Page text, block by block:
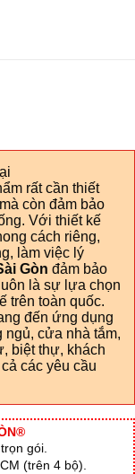
rất cần thiết
còn đảm bảo
Với thiết kế
cách riêng,
làm việc lý
Gòn đảm bảo
là sự lựa chọn
trên toàn quốc.
đến ứng dụng
cửa nhà tắm,
biệt thự, khách
các yêu cầu
gói.
(trên 4 bộ).